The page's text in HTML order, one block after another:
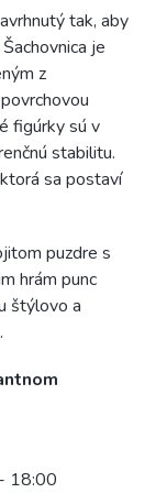
tak, aby
je
z
figúrky sú v
stabilitu.
sa postaví
puzdre s
hrám punc
štýlovo a
18:00